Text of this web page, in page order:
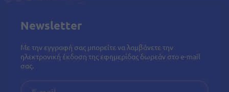
Newsletter
Με την εγγραφή σας μπορείτε να λαμβάνετε την
ηλεκτρονική έκδοση της εφημερίδας δωρεάν στο e-mail
σας.